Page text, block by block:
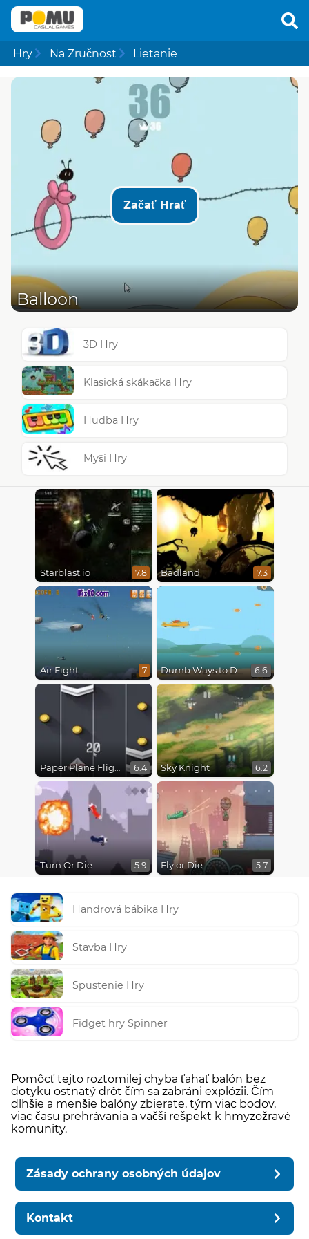
Hry Na Zručnost Lietanie
Začať Hrať
Balloon
3D Hry
Klasická skákačka Hry
Hudba Hry
Myši Hry
Starblast.io 7.8 Badland 7.3
Air Fight 7 Dumb Ways to Die 3: World Tour 6.6
Paper Plane Flight 6.4 Sky Knight 6.2
Turn Or Die 5.9 Fly or Die 5.7
Handrová bábika Hry
Stavba Hry
Spustenie Hry
Fidget hry Spinner
Pomôcť tejto roztomilej chyba ťahať balón bez
dotyku ostnatý drôt čím sa zabráni explózii. Čím
dlhšie a menšie balóny zbierate, tým viac bodov,
viac času prehrávania a väčší rešpekt k hmyzožravé
komunity.
Zásady ochrany osobných údajov
Kontakt